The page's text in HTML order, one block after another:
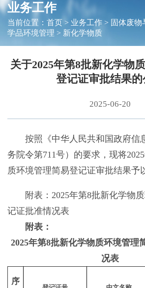
业务工作
当前位置： 首页> 业务工作> 固体废物
学品环境管理 > 新化学物质
关于2025年第8批新化学物
登记证审批结果的
2025-06-20
按照《中华人民共和国政府信
务院令第711号）的要求，现将
质环境管理简易登记证审批结果予
附表：2025年第8批新化学物质
记证批准情况表
附表：
2025年第8批新化学物质环境管理
况表